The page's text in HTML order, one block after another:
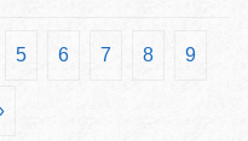
5 6 7 8 9